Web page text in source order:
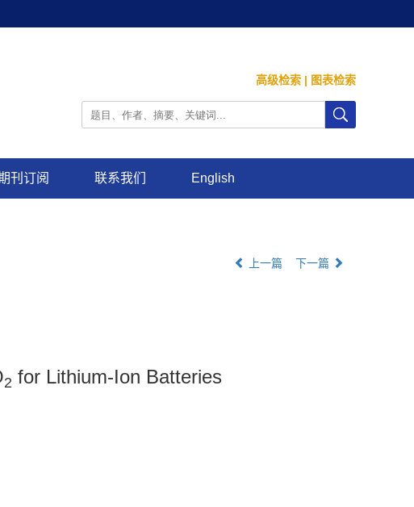
高级检索 | 图表检索
刊订阅 联系我们 English
上一篇 下一篇
2 for Lithium-Ion Batteries